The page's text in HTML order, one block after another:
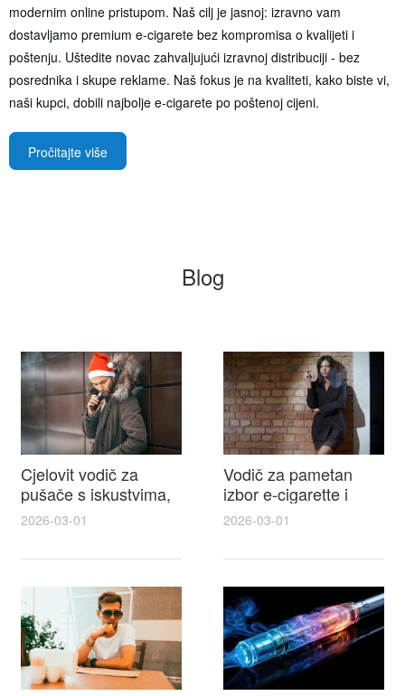
modernim online pristupom. Naš cilj je jasnoj: izravno vam
dostavljamo premium e-cigarete bez kompromisa o kvalijeti i
poštenju. Uštedite novac zahvaljujući izravnoj distribuciji - bez
posrednika i skupe reklame. Naš fokus je na kvaliteti, kako biste vi,
naši kupci, dobili najbolje e-cigarete po poštenoj cijeni.
Pročitajte više
Blog
Cjelovit vodič za
pušače s iskustvima,
recenzijama i
cigarette na e cigareta
2026-03-01
Vodič za pametan
izbor e-cigarette i
savjeti kako postići
elektronske cigarete
2026-03-01